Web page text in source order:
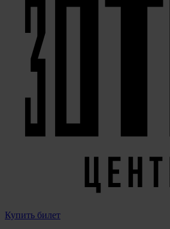
Купить билет